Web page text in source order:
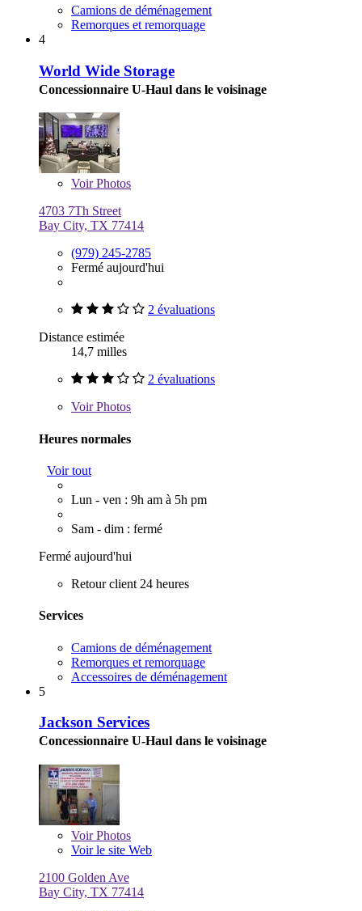
Camions de déménagement
Remorques et remorquage
4
World Wide Storage
Concessionnaire U-Haul dans le voisinage
VoirPhotos
4703 7Th Street
Bay City, TX 77414
(979) 245-2785
Fermé aujourd'hui
2 évaluations
Distance estimée
14,7 milles
2 évaluations
VoirPhotos
Heures normales
Voir tout
Lun - ven : 9h am à 5h pm
Sam - dim : fermé
Fermé aujourd'hui
Retour client 24 heures
Services
Camions de déménagement
Remorques et remorquage
Accessoires de déménagement
5
Jackson Services
Concessionnaire U-Haul dans le voisinage
VoirPhotos
Voir le site Web
2100 Golden Ave
Bay City, TX 77414